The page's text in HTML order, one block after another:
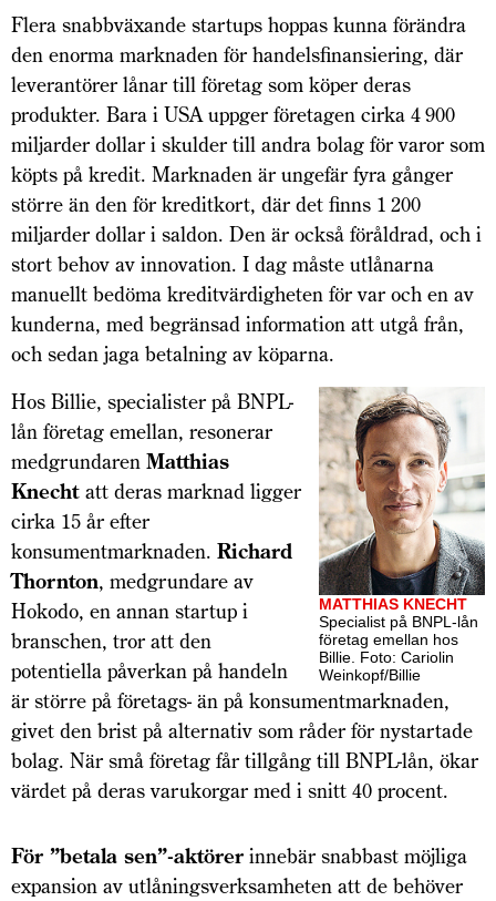
Flera snabbväxande startups hoppas kunna förändra
den enorma marknaden för handelsfinansiering, där
leverantörer lånar till företag som köper deras
produkter. Bara i USA uppger företagen cirka 4 900
miljarder dollar i skulder till andra bolag för varor som
köpts på kredit. Marknaden är ungefär fyra gånger
större än den för kreditkort, där det finns 1 200
miljarder dollar i saldon. Den är också föråldrad, och i
stort behov av innovation. I dag måste utlånarna
manuellt bedöma kreditvärdigheten för var och en av
kunderna, med begränsad information att utgå från,
och sedan jaga betalning av köparna.
MATTHIAS KNECHT
Specialist på BNPL-lån
företag emellan hos
Billie. Foto: Cariolin
Weinkopf/Billie
Hos Billie, specialister på BNPL-
lån företag emellan, resonerar
medgrundaren Matthias
Knecht att deras marknad ligger
cirka 15 år efter
konsumentmarknaden. Richard
Thornton, medgrundare av
Hokodo, en annan startup i
branschen, tror att den
potentiella påverkan på handeln
är större på företags- än på konsumentmarknaden,
givet den brist på alternativ som råder för nystartade
bolag. När små företag får tillgång till BNPL-lån, ökar
värdet på deras varukorgar med i snitt 40 procent.
För ”betala sen”-aktörer innebär snabbast möjliga
expansion av utlåningsverksamheten att de behöver